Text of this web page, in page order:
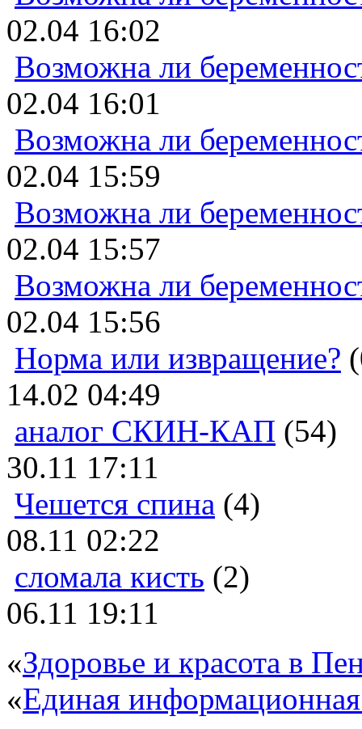
02.04 16:02
Возможна ли
02.04 16:01
Возможна ли
02.04 15:59
Возможна ли
02.04 15:57
Возможна ли
02.04 15:56
Норма или извращение?
14.02 04:49
аналог СКИН-КАП (54)
30.11 17:11
Чешется спина (4)
08.11 02:22
сломала кисть (2)
06.11 19:11
«Здоровье и красота в
«Единая